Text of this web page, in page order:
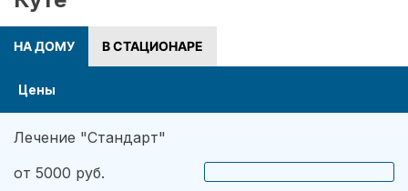
НА ДОМУ В СТАЦИОНАРЕ
Цены
Лечение "Стандарт"
от 5000 руб.